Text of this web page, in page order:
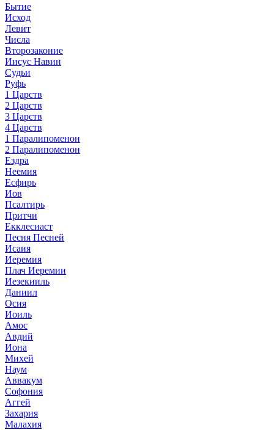
Бытие
Исход
Левит
Числа
Второзаконие
Иисус Навин
Судьи
Руфь
1 Царств
2 Царств
3 Царств
4 Царств
1 Паралипоменон
2 Паралипоменон
Ездра
Неемия
Есфирь
Иов
Псалтирь
Притчи
Екклесиаст
Песня Песней
Исаия
Иеремия
Плач Иеремии
Иезекииль
Даниил
Осия
Иоиль
Амос
Авдий
Иона
Михей
Наум
Аввакум
Софония
Аггей
Захария
Малахия